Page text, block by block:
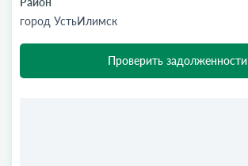
город УстьИлимск
Проверить задолженности